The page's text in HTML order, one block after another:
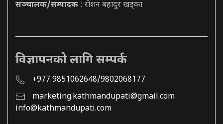
सञ्चालक/सम्पादक : रोशन बहादुर खड्का
विज्ञापनको लागि सम्पर्क
+977 9851062648/9802068177
marketing.kathmandupati@gmail.com
info@kathmandupati.com